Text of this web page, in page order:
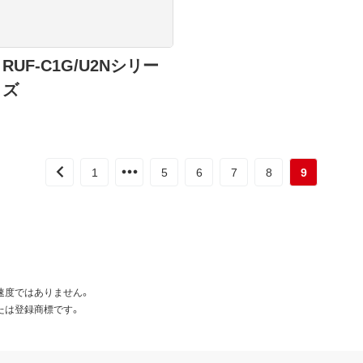
RUF-C1G/U2Nシリー
ズ
1 5 6 7 8 9
ではありません。
登録商標です。